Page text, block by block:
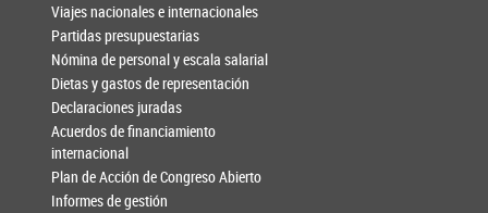
Viajes nacionales e internacionales
Partidas presupuestarias
Nómina de personal y escala salarial
Dietas y gastos de representación
Declaraciones juradas
Acuerdos de financiamiento
internacional
Plan de Acción de Congreso Abierto
Informes de gestión